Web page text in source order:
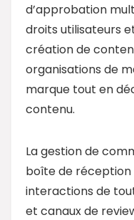
d’approbation
droits utilisateurs
création de
organisations de
marque tout en
contenu.
La gestion de
boîte de réception
interactions de
et canaux de